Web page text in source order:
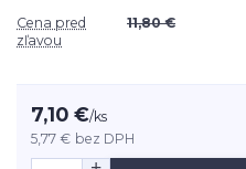
Cena pred
zľavou
11,80 €
7,10 €/ks
5,77 € bez DPH